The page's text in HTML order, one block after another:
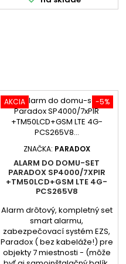
-5%
AKCIA
ZNAČKA: PARADOX
ALARM DO DOMU-SET
PARADOX SP4000/7XPIR
+TM50LCD+GSM LTE 4G-
PCS265V8
Alarm drôtový, kompletný set
smart alarmu,
zabezpečovací systém EZS,
Paradox ( bez kabeláže!) pre
objekty 7 miestnosti - (môže